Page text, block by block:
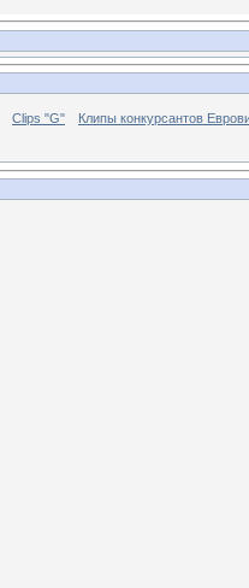
Clips "G" Клипы конкурсантов